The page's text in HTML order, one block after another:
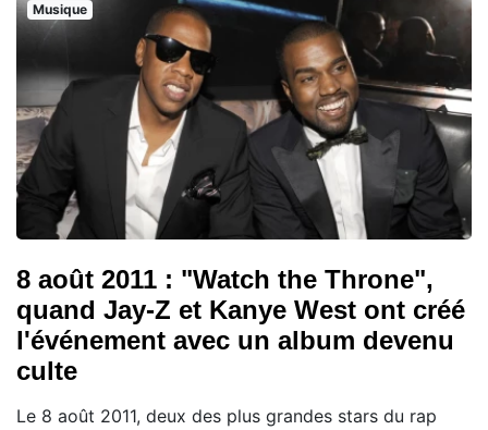
Musique
8 août 2011 : "Watch the Throne",
quand Jay-Z et Kanye West ont créé
l'événement avec un album devenu
culte
Le 8 août 2011, deux des plus grandes stars du rap